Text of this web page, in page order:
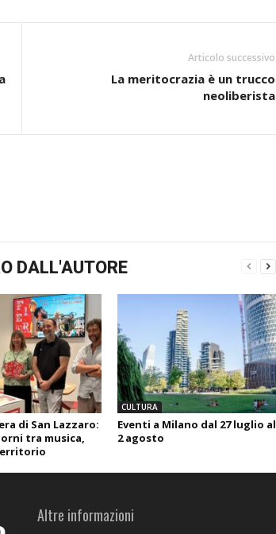
Articolo successivo
La meritocrazia è un trucco
neoliberista
DALL'AUTORE
di San Lazzaro:
tra musica,
CULTURA
Eventi a Milano dal 27 luglio al
2 agosto
Altre informazioni